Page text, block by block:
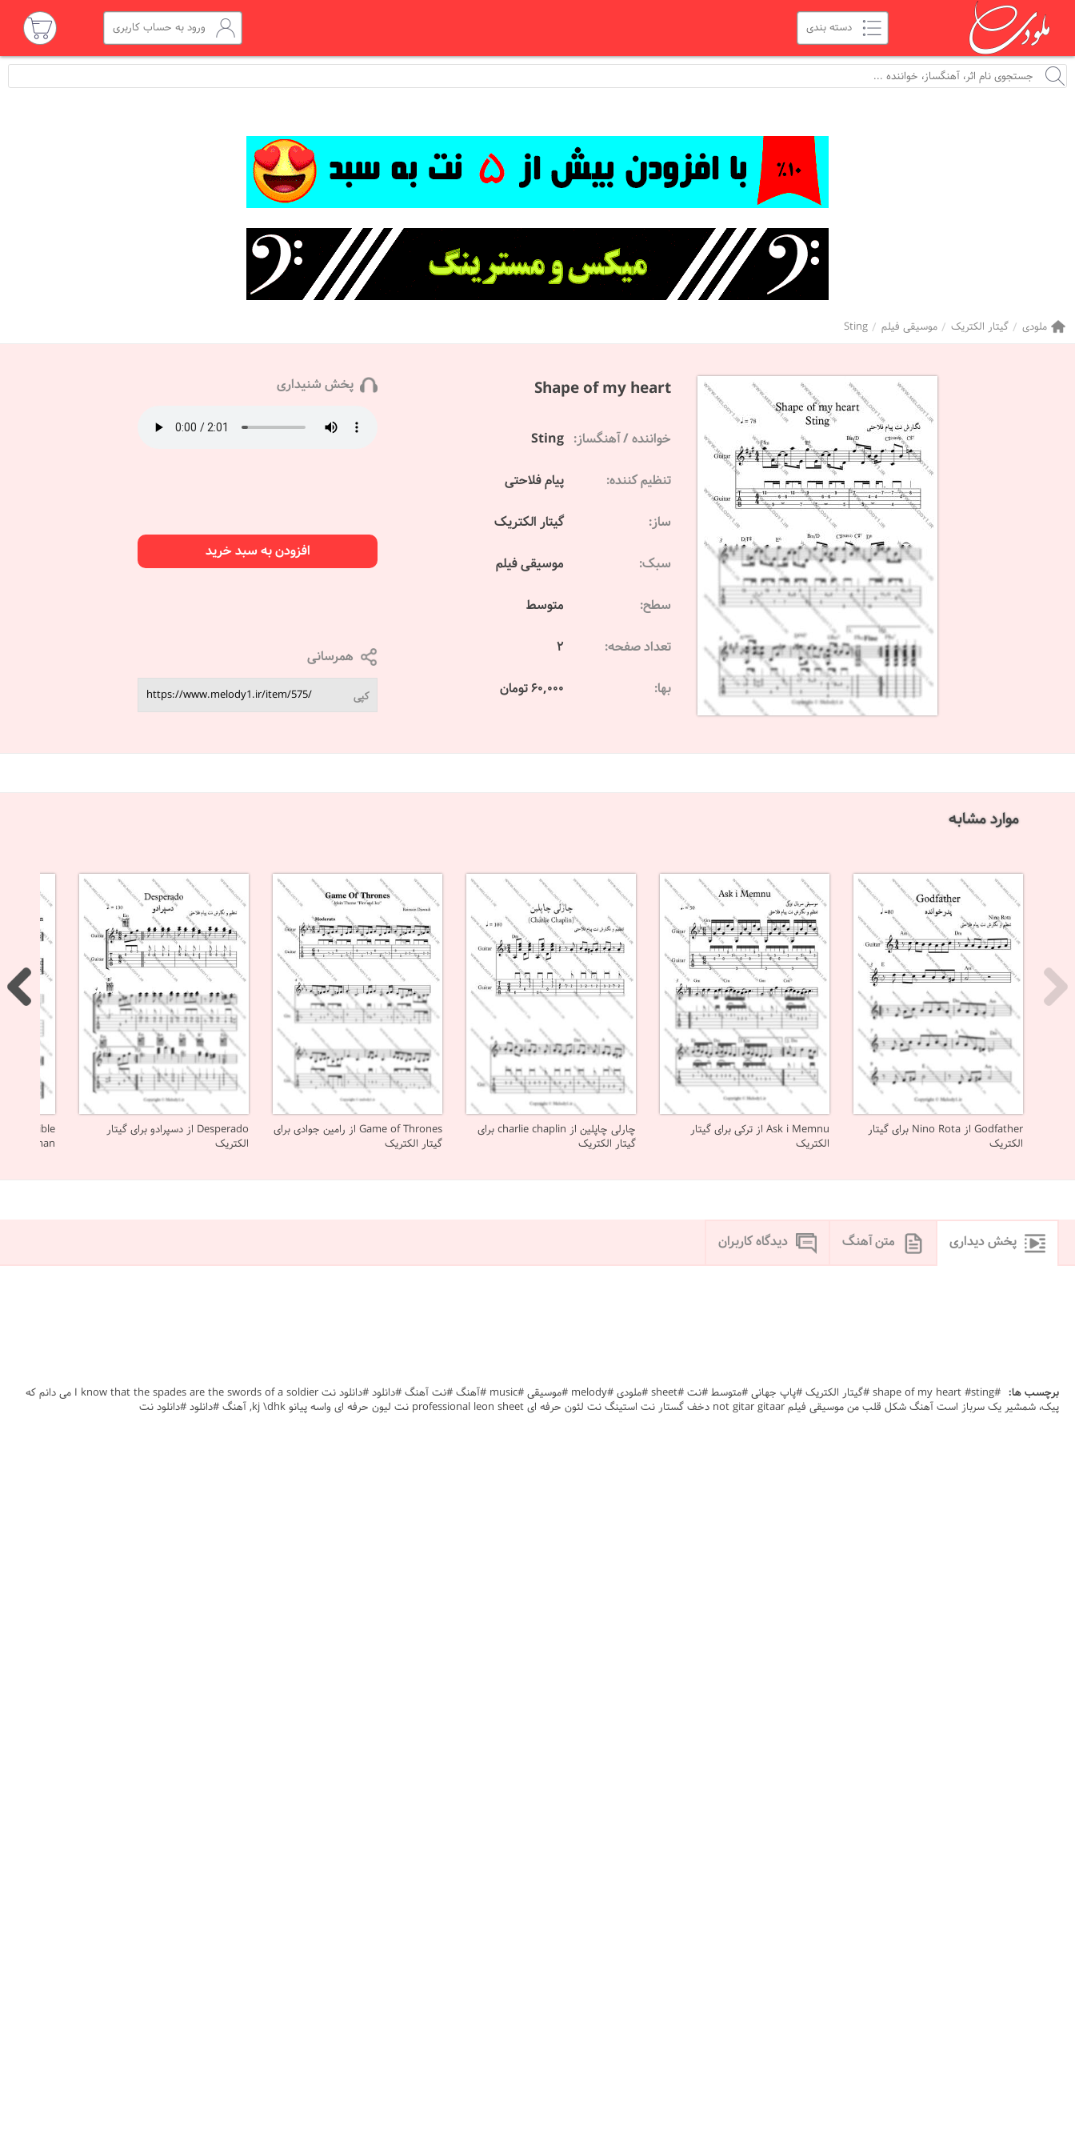
ورود به حساب کاربری
ملودی گیتار الکتریک موسیقی فیلم Sting
Shape of my heart
خواننده / آهنگساز: Sting
تنظیم کننده: پیام فلاحتی
ساز: گیتار الکتریک
سبک: موسیقی فیلم
سطح: متوسط
تعداد صفحه: 2
بها: 60,000 تومان
پخش شنیداری
افزودن به سبد خرید
همرسانی
کپی
موارد مشابه
Godfather از Nino Rota برای گیتار
الکتریک
Ask i Memnu از ترکی برای گیتار
الکتریک
چارلی چاپلین از charlie chaplin برای
گیتار الکتریک
Game of Thrones از رامین جوادی برای
گیتار الکتریک
Desperado از دسپرادو برای گیتار
الکتریک
Elfman برای گیتار الکتریک
پخش دیداری متن آهنگ دیدگاه کاربران
برچسب ها:
#shape of my heart #sting #گیتار الکتریک #پاپ جهانی #متوسط #نت #sheet #ملودی #melody #موسیقی #music #آهنگ #نت آهنگ #دانلود #دانلود نت I know that the spades are the swords of a soldier می دانم كه
پیک، شمشیر یک سرباز است آهنگ شکل قلب من موسیقی فیلم not gitar gitaar دخف گستار نت استینگ نت لئون حرفه ای professional leon sheet نت لیون حرفه ای واسه پیانو kj \dhk, آهنگ #دانلود #دانلود نت